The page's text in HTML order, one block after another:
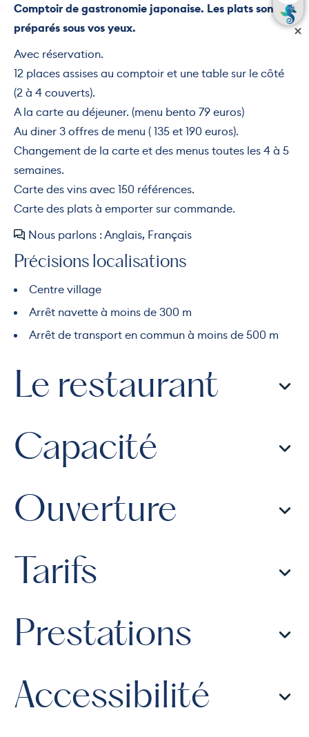
Comptoir de gastronomie japonaise. Les plats sont
préparés sous vos yeux.
Avec réservation.
12 places assises au comptoir et une table sur le côté
(2 à 4 couverts).
A la carte au déjeuner. (menu bento 79 euros)
Au diner 3 offres de menu ( 135 et 190 euros).
Changement de la carte et des menus toutes les 4 à 5
semaines.
Carte des vins avec 150 références.
Carte des plats à emporter sur commande.
Nous parlons : Anglais, Français
Précisions localisations
Centre village
Arrêt navette à moins de 300 m
Arrêt de transport en commun à moins de 500 m
Le restaurant
Capacité
Ouverture
Tarifs
Prestations
Accessibilité